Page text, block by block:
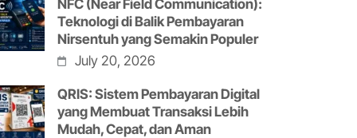
NFC (Near Field Communication):
Teknologi di Balik Pembayaran
Nirsentuh yang Semakin Populer
July 20, 2026
QRIS: Sistem Pembayaran Digital
yang Membuat Transaksi Lebih
Mudah, Cepat, dan Aman